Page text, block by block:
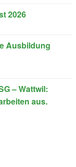
2026
Ausbildung
– Wattwil:
aus.